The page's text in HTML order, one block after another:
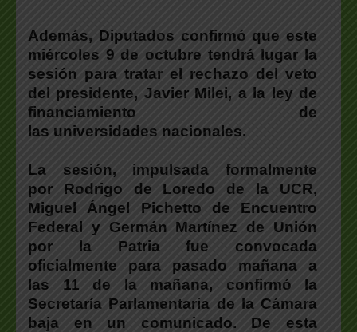
Además, Diputados confirmó que este
miércoles 9 de octubre tendrá lugar la
sesión para tratar el rechazo del veto
del presidente, Javier Milei, a la ley de
financiamiento de
las universidades nacionales.
La sesión, impulsada formalmente
por Rodrigo de Loredo de la UCR,
Miguel Ángel Pichetto de Encuentro
Federal y Germán Martínez de Unión
por la Patria fue convocada
oficialmente para pasado mañana a
las 11 de la mañana, confirmó la
Secretaría Parlamentaria de la Cámara
baja en un comunicado. De esta